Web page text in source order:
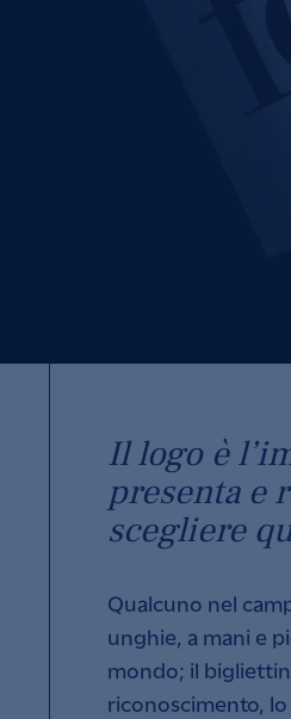
Il logo è
presenta e
scegliere
Qualcuno nel
unghie, a mani e
mondo; il
riconoscimento,